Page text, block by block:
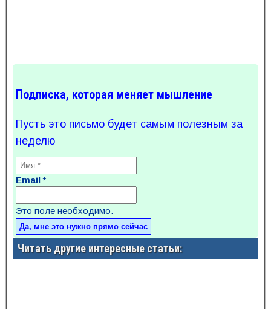
Подписка, которая меняет мышление
Пусть это письмо будет самым полезным за
неделю
Email*
Это поле необходимо.
Читать другие интересные статьи: